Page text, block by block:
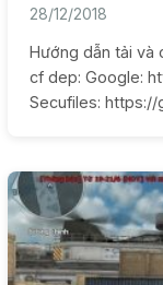
28/12/2018
Hướng dẫn tải và
cf dep: Google:
Secufiles: https://